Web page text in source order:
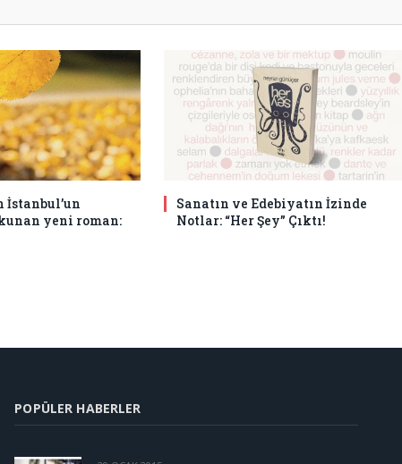
İstanbul’un
yeni roman:
Sanatın ve Edebiyatın İzinde
Notlar: “Her Şey” Çıktı!
POPÜLER HABERLER